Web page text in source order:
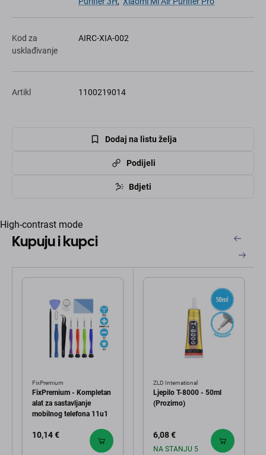
Kod za
usklađivanje
AIRC-XIA-002
Artikl 1100219014
Dodaj na listu želja
Podijeli
Bdjeti
High-contrast mode
Kupuju i kupci
FixPremium
FixPremium - Kompletan
alat za sastavljanje
mobilnog telefona 11u1
10,14 €
ZLD International
Ljepilo T-8000 - 50ml
(Prozirno)
6,08 €
NA STANJU 5